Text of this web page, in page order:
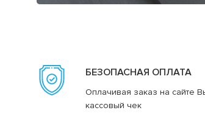
БЕЗОПАСНАЯ ОПЛАТА
Оплачивая заказ на сайте
кассовый чек